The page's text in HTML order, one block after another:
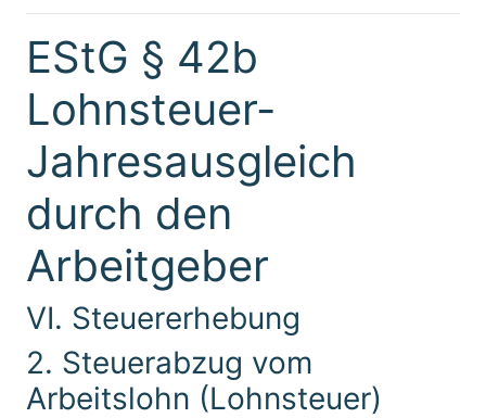
EStG § 42b
Lohnsteuer-
Jahresausgleich
durch den
Arbeitgeber
VI. Steuererhebung
2. Steuerabzug vom
Arbeitslohn (Lohnsteuer)